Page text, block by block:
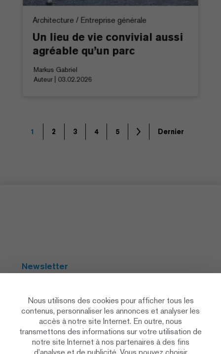
Architecture / Entreprise générale
Un lieu de vie convivial aussi
agréable qu’un parc
Markus Gabriel
Auteur | 03.02.2026
1 2 3 4 5 Dernier
Newsletter
Social Media
Nous utilisons des cookies pour afficher tous les
contenus, personnaliser les annonces et analyser les
accès à notre site Internet. En outre, nous
transmettons des informations sur votre utilisation de
notre site Internet à nos partenaires à des fins